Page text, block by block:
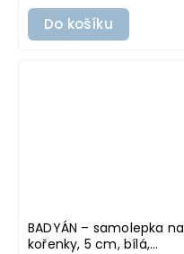
Do košíku
BADYÁN – samolepka na
kořenky, 5 cm, bílá,